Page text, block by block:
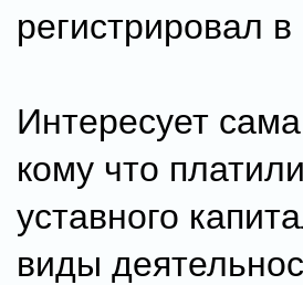
регистрировал
Интересует
кому что
уставного
виды